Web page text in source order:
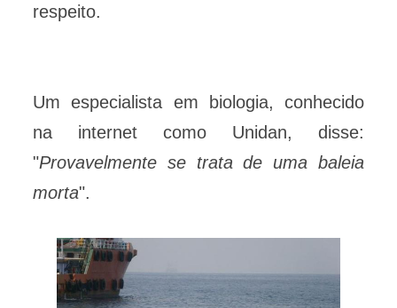
respeito.
Um especialista em biologia, conhecido
na internet como Unidan, disse:
"Provavelmente se trata de uma baleia
morta".